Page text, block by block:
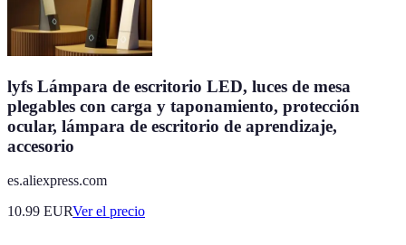
lyfs Lámpara de escritorio LED, luces de mesa
plegables con carga y taponamiento, protección
ocular, lámpara de escritorio de aprendizaje,
accesorio
es.aliexpress.com
10.99 EURVer el precio